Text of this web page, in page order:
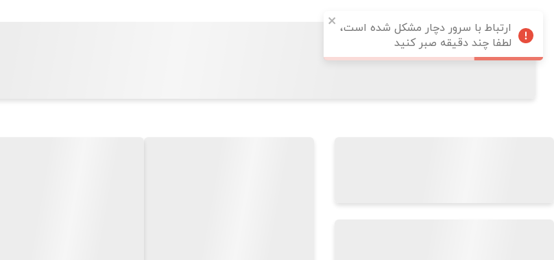
ارتباط با سرور دچار مشکل شده است،
لطفا چند دقیقه صبر کنید